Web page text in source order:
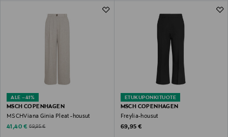
ALE –41%
MSCH COPENHAGEN
MSCHViana Ginia Pleat -housut
Discounted Price
41,40 € Original Price
69,95 €
ETUKUPONKITUOTE
MSCH COPENHAGEN
Freylia-housut
Original Price
69,95 €